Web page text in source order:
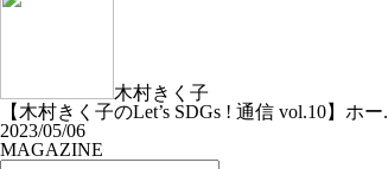
木村きく子
【木村きく子のLet’s SDGs ! 通信 vol.10】ホー.
2023/05/06
MAGAZINE